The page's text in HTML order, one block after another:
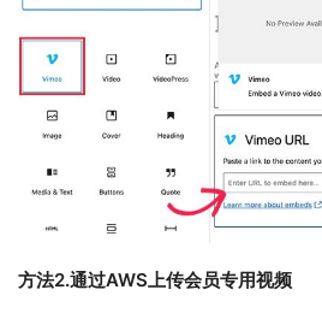
方法2.通过AWS上传会员专用视频